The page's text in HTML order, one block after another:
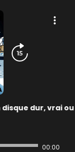
dur, vrai ou
00:00